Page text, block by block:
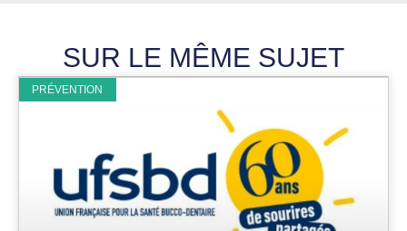
SUR LE MÊME SUJET
PRÉVENTION